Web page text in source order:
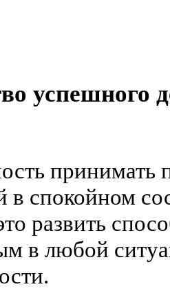
успешного
принимать
в спокойном
развить
в любой